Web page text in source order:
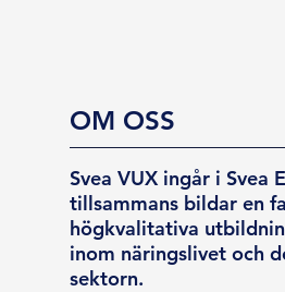
OM OSS
Svea VUX ingår i Svea
tillsammans bildar en
högkvalitativa
inom näringslivet och
sektorn.